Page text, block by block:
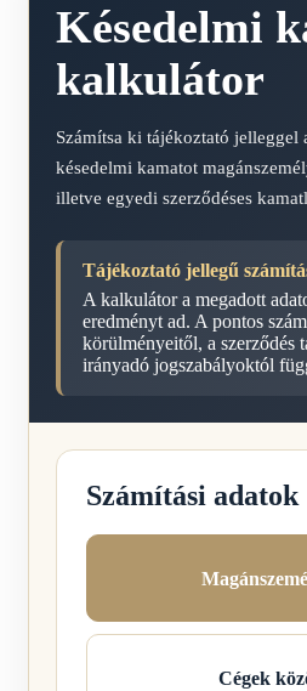
Késedelmi
kalkulátor
Számítsa ki tájékoztató jelleggel
késedelmi kamatot
illetve egyedi szerződéses
Tájékoztató jellegű
A kalkulátor a megadott
eredményt ad. A pontos
körülményeitől, a szerződés
irányadó jogszabályoktól
Számítási adatok
Cégek